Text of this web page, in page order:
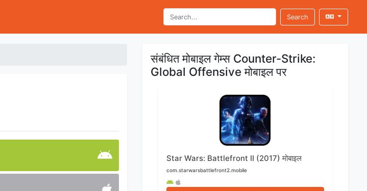
Search
संबंधित मोबाइल गेम्स Counter-Strike:
Global Offensive मोबाइल पर
Star Wars: Battlefront II (2017) मोबाइल
com.starwarsbattlefront2.mobile